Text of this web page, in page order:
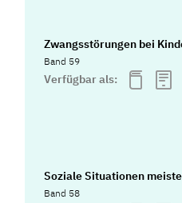
Zwangsstörungen bei
Band 59
Verfügbar als:
Soziale Situationen
Band 58